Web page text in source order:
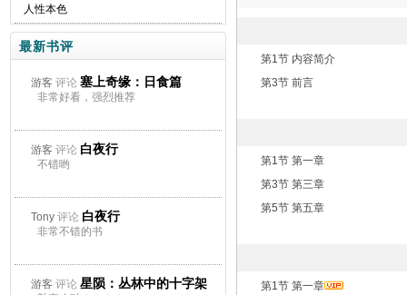
人性本色
最新书评
游客 评论 塞上奇缘：日食篇
非常好看，强烈推荐
游客 评论 白夜行
不错哟
Tony 评论 白夜行
非常不错的书
游客 评论 星陨：丛林中的十字架
第1节 内容简介
第3节 前言
第1节 第一章
第3节 第三章
第5节 第五章
第1节 第一章